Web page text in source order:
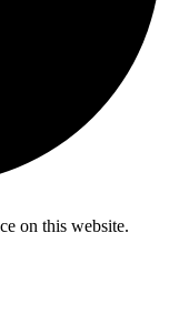
on this website.